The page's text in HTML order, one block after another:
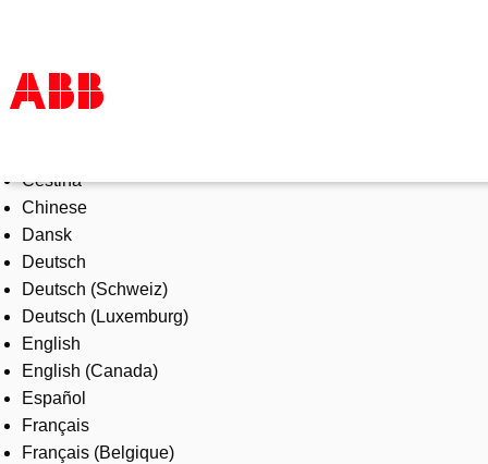
Products & Solutions
Industries
Services
About us
Where to buy
Contact us
Careers
Čeština
Chinese
Dansk
Deutsch
Deutsch (Schweiz)
Deutsch (Luxemburg)
English
English (Canada)
Español
Français
Français (Belgique)